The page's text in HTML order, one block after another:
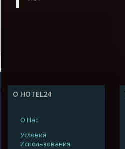
О HOTEL24
О Нас
Условия
Использования